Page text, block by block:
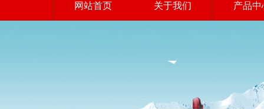
网站首页 关于我们 产品中